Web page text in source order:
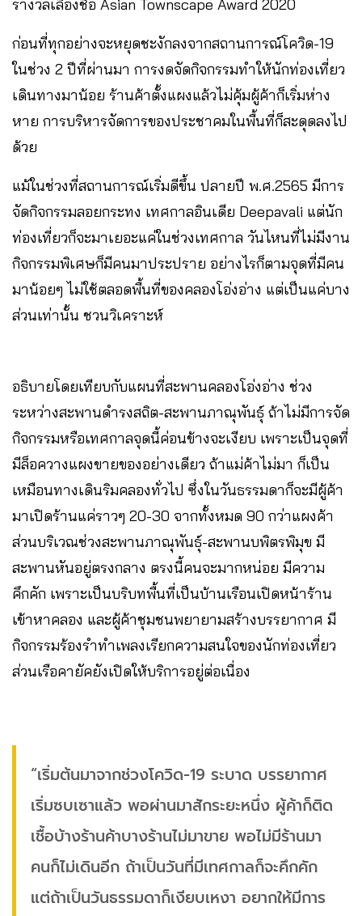
รางวัลเลื่องชื่อ Asian Townscape Award 2020
ก่อนที่ทุกอย่างจะหยุดชะงักลงจากสถานการณ์โควิด-19
ในช่วง 2 ปีที่ผ่านมา การงดจัดกิจกรรมทำให้นักท่องเที่ยว
เดินทางมาน้อย ร้านค้าตั้งแผงแล้วไม่คุ้มผู้ค้าก็เริ่มห่าง
หาย การบริหารจัดการของประชาคมในพื้นที่ก็สะดุดลงไป
ด้วย
แม้ในช่วงที่สถานการณ์เริ่มดีขึ้น ปลายปี พ.ศ.2565 มีการ
จัดกิจกรรมลอยกระทง เทศกาลอินเดีย Deepavali แต่นัก
ท่องเที่ยวก็จะมาเยอะแค่ในช่วงเทศกาล วันไหนที่ไม่มีงาน
กิจกรรมพิเศษก็มีคนมาประปราย อย่างไรก็ตามจุดที่มีคน
มาน้อยๆ ไม่ใช้ตลอดพื้นที่ของคลองโอ่งอ่าง แต่เป็นแค่บาง
ส่วนเท่านั้น ชวนวิเคราะห์
อธิบายโดยเทียบกับแผนที่สะพานคลองโอ่งอ่าง ช่วง
ระหว่างสะพานดำรงสถิต-สะพานภาณุพันธ์ุ ถ้าไม่มีการจัด
กิจกรรมหรือเทศกาลจุดนี้ค่อนข้างจะเงียบ เพราะเป็นจุดที่
มีล็อควางแผงขายของอย่างเดียว ถ้าแม่ค้าไม่มา ก็เป็น
เหมือนทางเดินริมคลองทั่วไป ซึ่งในวันธรรมดาก็จะมีผู้ค้า
มาเปิดร้านแค่ราวๆ 20-30 จากทั้งหมด 90 กว่าแผงค้า
ส่วนบริเวณช่วงสะพานภาณุพันธ์ุ-สะพานบพิตรพิมุข มี
สะพานหันอยู่ตรงกลาง ตรงนี้คนจะมากหน่อย มีความ
คึกคัก เพราะเป็นบริบทพื้นที่เป็นบ้านเรือนเปิดหน้าร้าน
เข้าหาคลอง และผู้ค้าชุมชนพยายามสร้างบรรยากาศ มี
กิจกรรมร้องรำทำเพลงเรียกความสนใจของนักท่องเที่ยว
ส่วนเรือคายัคยังเปิดให้บริการอยู่ต่อเนื่อง
“เริ่มต้นมาจากช่วงโควิด-19 ระบาด บรรยากาศ
เริ่มซบเซาแล้ว พอผ่านมาสักระยะหนึ่ง ผู้ค้าก็ติด
เชื้อบ้างร้านค้าบางร้านไม่มาขาย พอไม่มีร้านมา
คนก็ไม่เดินอีก ถ้าเป็นวันที่มีเทศกาลก็จะคึกคัก
แต่ถ้าเป็นวันธรรมดาก็เงียบเหงา อยากให้มีการ